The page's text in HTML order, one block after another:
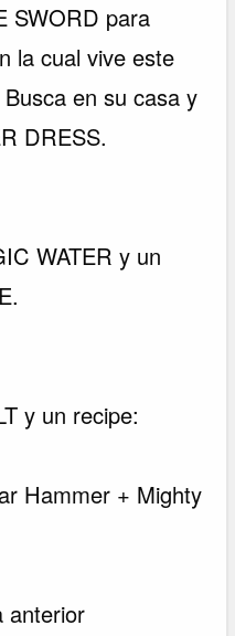
SWORD para
la cual vive este
en su casa y
DRESS.
WATER y un
y un recipe:
Hammer + Mighty
anterior